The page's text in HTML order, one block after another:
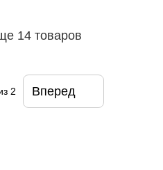
14 товаров
2 Вперед